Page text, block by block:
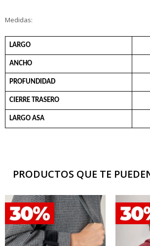
Medidas:
LARGO
ANCHO
PROFUNDIDAD
CIERRE TRASERO
LARGO ASA
PRODUCTOS QUE TE